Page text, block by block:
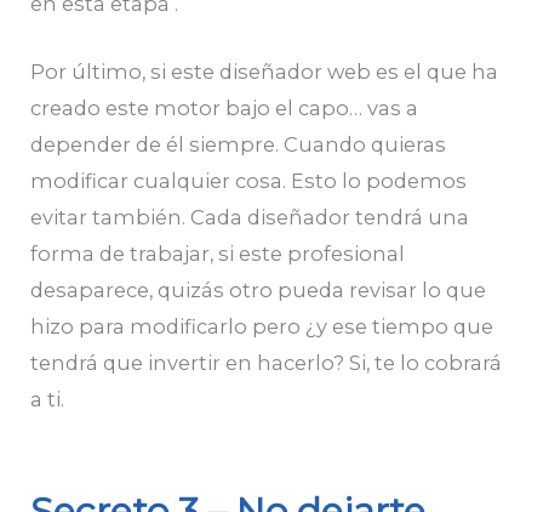
Por último, si este diseñador web es el que ha
creado este motor bajo el capo… vas a
depender de él siempre. Cuando quieras
modificar cualquier cosa. Esto lo podemos
evitar también. Cada diseñador tendrá una
forma de trabajar, si este profesional
desaparece, quizás otro pueda revisar lo que
hizo para modificarlo pero ¿y ese tiempo que
tendrá que invertir en hacerlo? Si, te lo cobrará
a ti.